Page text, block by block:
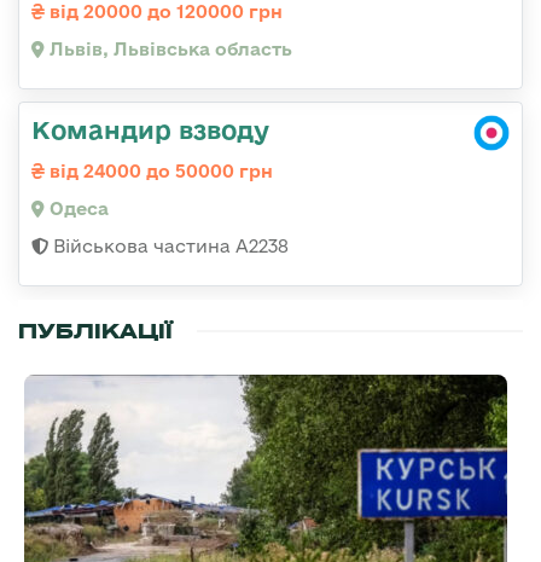
від 20000 до 120000 грн
Львів, Львівська область
Командир взводу
від 24000 до 50000 грн
Одеса
Військова частина А2238
ПУБЛІКАЦІЇ